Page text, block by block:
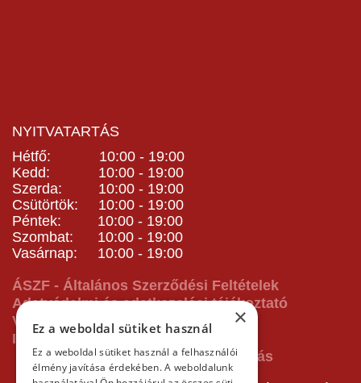
NYITVATARTÁS
Hétfő: 10:00 - 19:00
Kedd: 10:00 - 19:00
Szerda: 10:00 - 19:00
Csütörtök: 10:00 - 19:00
Péntek: 10:00 - 19:00
Szombat: 10:00 - 19:00
Vasárnap: 10:00 - 19:00
ÁSZF - Általános Szerződési Feltételek
Adatvédelmi és adatkezelési tájékoztató
Vásárlás előtti tájékoztató
Impresszum
×
Ez a weboldal sütiket használ
Ez a weboldal sütiket használ a felhasználói
élmény javítása érdekében. A weboldalunk